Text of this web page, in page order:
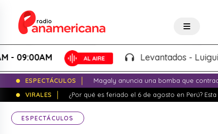
Levantados - Luigui
ESPECTÁCULOS
Magaly anuncia una bomba que
VIRALES
¿Por qué es feriado el 6 de agosto en Perú?
ESPECTÁCULOS